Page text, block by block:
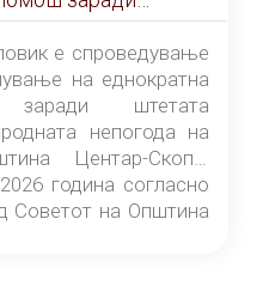
на Општина
е спроведување
на еднократна
штетата
непогода на
Центар-Скопје
година согласно
Советот на Општина